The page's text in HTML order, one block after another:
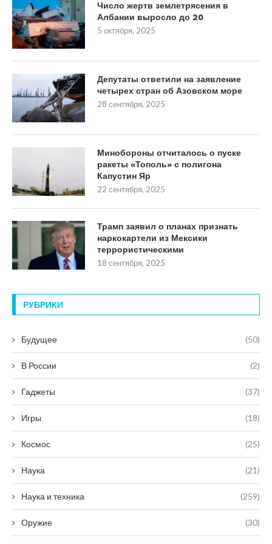
Число жертв землетрясения в
Албании выросло до 20
5 октября, 2025
Депутаты ответили на заявление
четырех стран об Азовском море
28 сентября, 2025
Минобороны отчиталось о пуске
ракеты «Тополь» с полигона
Капустин Яр
22 сентября, 2025
Трамп заявил о планах признать
наркокартели из Мексики
террористическими
18 сентября, 2025
РУБРИКИ
Будущее (50)
В России (2)
Гаджеты (37)
Игры (18)
Космос (25)
Наука (21)
Наука и техника (259)
Оружие (30)